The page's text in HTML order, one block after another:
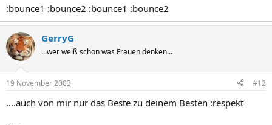
:bounce1 :bounce2 :bounce1 :bounce2
GerryG
...wer weiß schon was Frauen denken...
19 November 2003 #12
....auch von mir nur das Beste zu deinem Besten :respekt